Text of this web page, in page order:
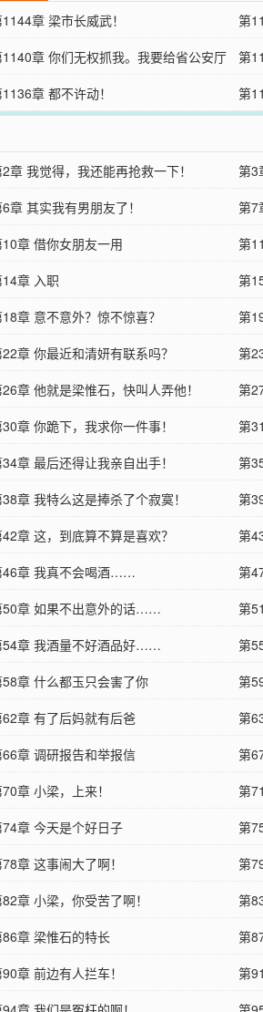
章 梁市长威武！
第
了！
章 你们无权抓我。我要给省公安厅
电话……
第
里
章 都不许动！ 第
章 我觉得，我还能再抢救一下！ 第3
章 其实我有男朋友了！ 第7
章 借你女朋友一用 第
章 入职 第
章 意不意外？惊不惊喜？ 第
章 你最近和清妍有联系吗？ 第
章 他就是梁惟石，快叫人弄他！ 第
章 你跪下，我求你一件事！ 第
章 最后还得让我亲自出手！ 第
章 我特么这是捧杀了个寂寞！ 第
章 这，到底算不算是喜欢？ 第
46章 我真不会喝酒…… 第
50章 如果不出意外的话…… 第
54章 我酒量不好酒品好…… 第
章 什么都玉只会害了你 第
章 有了后妈就有后爸 第
章 调研报告和举报信 第
章 小梁，上来！ 第
章 今天是个好日子 第
章 这事闹大了啊！ 第
章 小梁，你受苦了啊！ 第
章 梁惟石的特长 第
章 前边有人拦车！ 第